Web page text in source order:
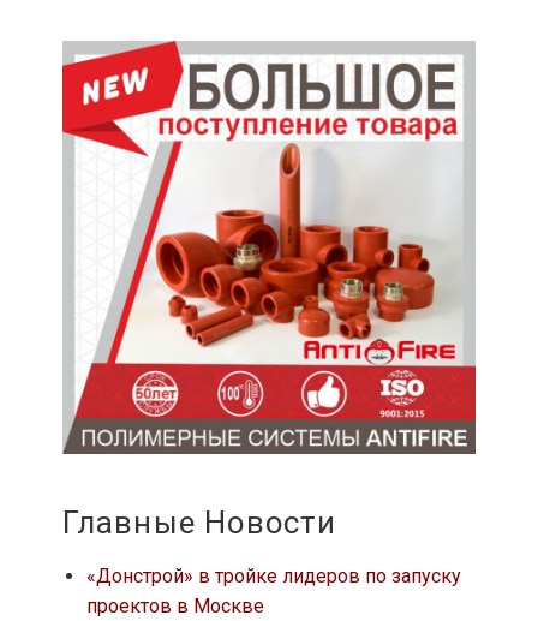
Главные Новости
«Донстрой» в тройке лидеров по запуску
проектов в Москве